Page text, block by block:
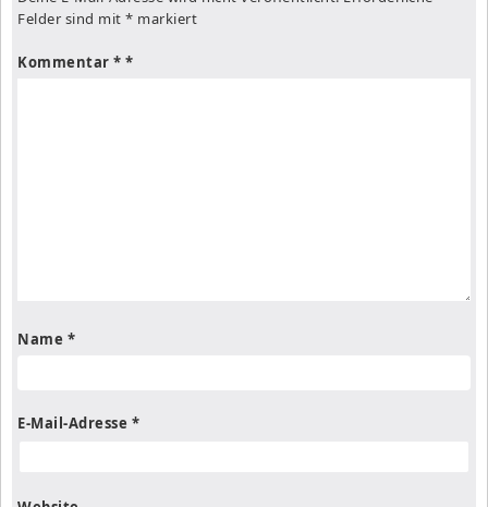
Felder sind mit * markiert
Kommentar *
Name *
E-Mail-Adresse *